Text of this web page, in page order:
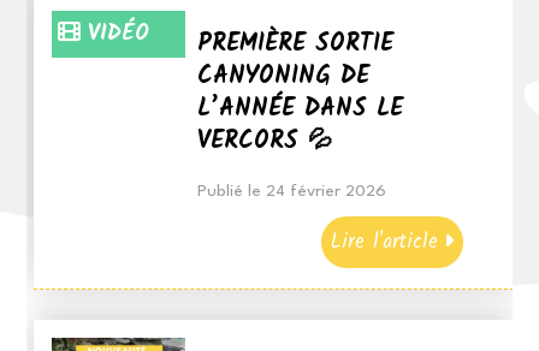
VIDÉO
PREMIÈRE SORTIE
CANYONING DE
L’ANNÉE DANS LE
VERCORS 💦
Publié le 24 février 2026
Lire l'article